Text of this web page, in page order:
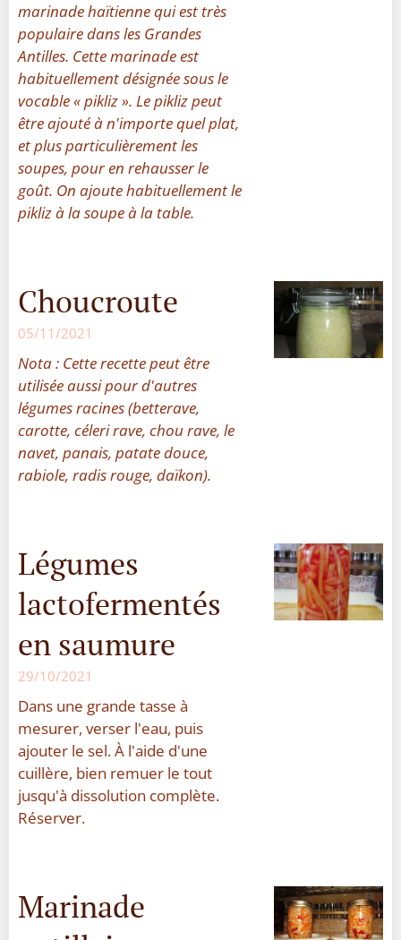
marinade haïtienne qui est très
populaire dans les Grandes
Antilles. Cette marinade est
habituellement désignée sous le
vocable « pikliz ». Le pikliz peut
être ajouté à n'importe quel plat,
et plus particulièrement les
soupes, pour en rehausser le
goût. On ajoute habituellement le
pikliz à la soupe à la table.
Choucroute
05/11/2021
Nota : Cette recette peut être
utilisée aussi pour d'autres
légumes racines (betterave,
carotte, céleri rave, chou rave, le
navet, panais, patate douce,
rabiole, radis rouge, daïkon).
Légumes
lactofermentés
en saumure
29/10/2021
Dans une grande tasse à
mesurer, verser l'eau, puis
ajouter le sel. À l'aide d'une
cuillère, bien remuer le tout
jusqu'à dissolution complète.
Réserver.
Marinade